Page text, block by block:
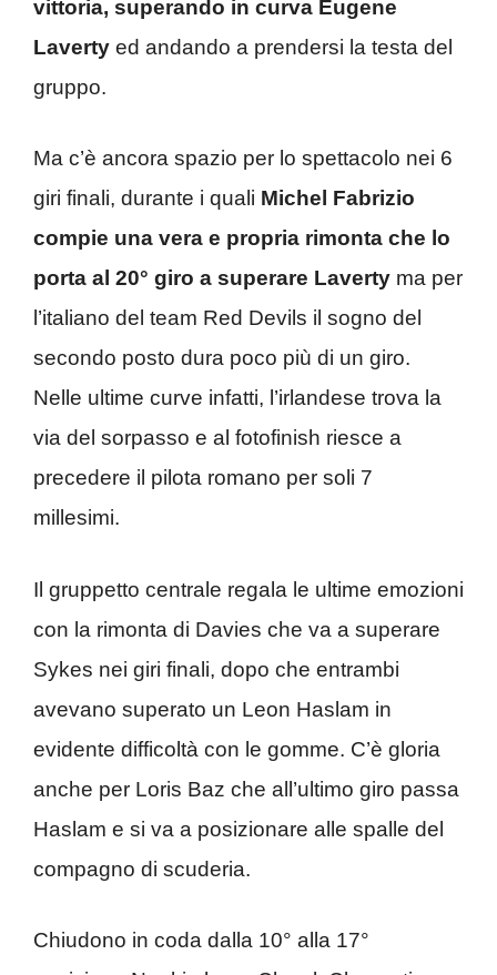
vittoria, superando in curva Eugene
Laverty ed andando a prendersi la testa del
gruppo.
Ma c’è ancora spazio per lo spettacolo nei 6
giri finali, durante i quali Michel Fabrizio
compie una vera e propria rimonta che lo
porta al 20° giro a superare Laverty ma per
l’italiano del team Red Devils il sogno del
secondo posto dura poco più di un giro.
Nelle ultime curve infatti, l’irlandese trova la
via del sorpasso e al fotofinish riesce a
precedere il pilota romano per soli 7
millesimi.
Il gruppetto centrale regala le ultime emozioni
con la rimonta di Davies che va a superare
Sykes nei giri finali, dopo che entrambi
avevano superato un Leon Haslam in
evidente difficoltà con le gomme. C’è gloria
anche per Loris Baz che all’ultimo giro passa
Haslam e si va a posizionare alle spalle del
compagno di scuderia.
Chiudono in coda dalla 10° alla 17°